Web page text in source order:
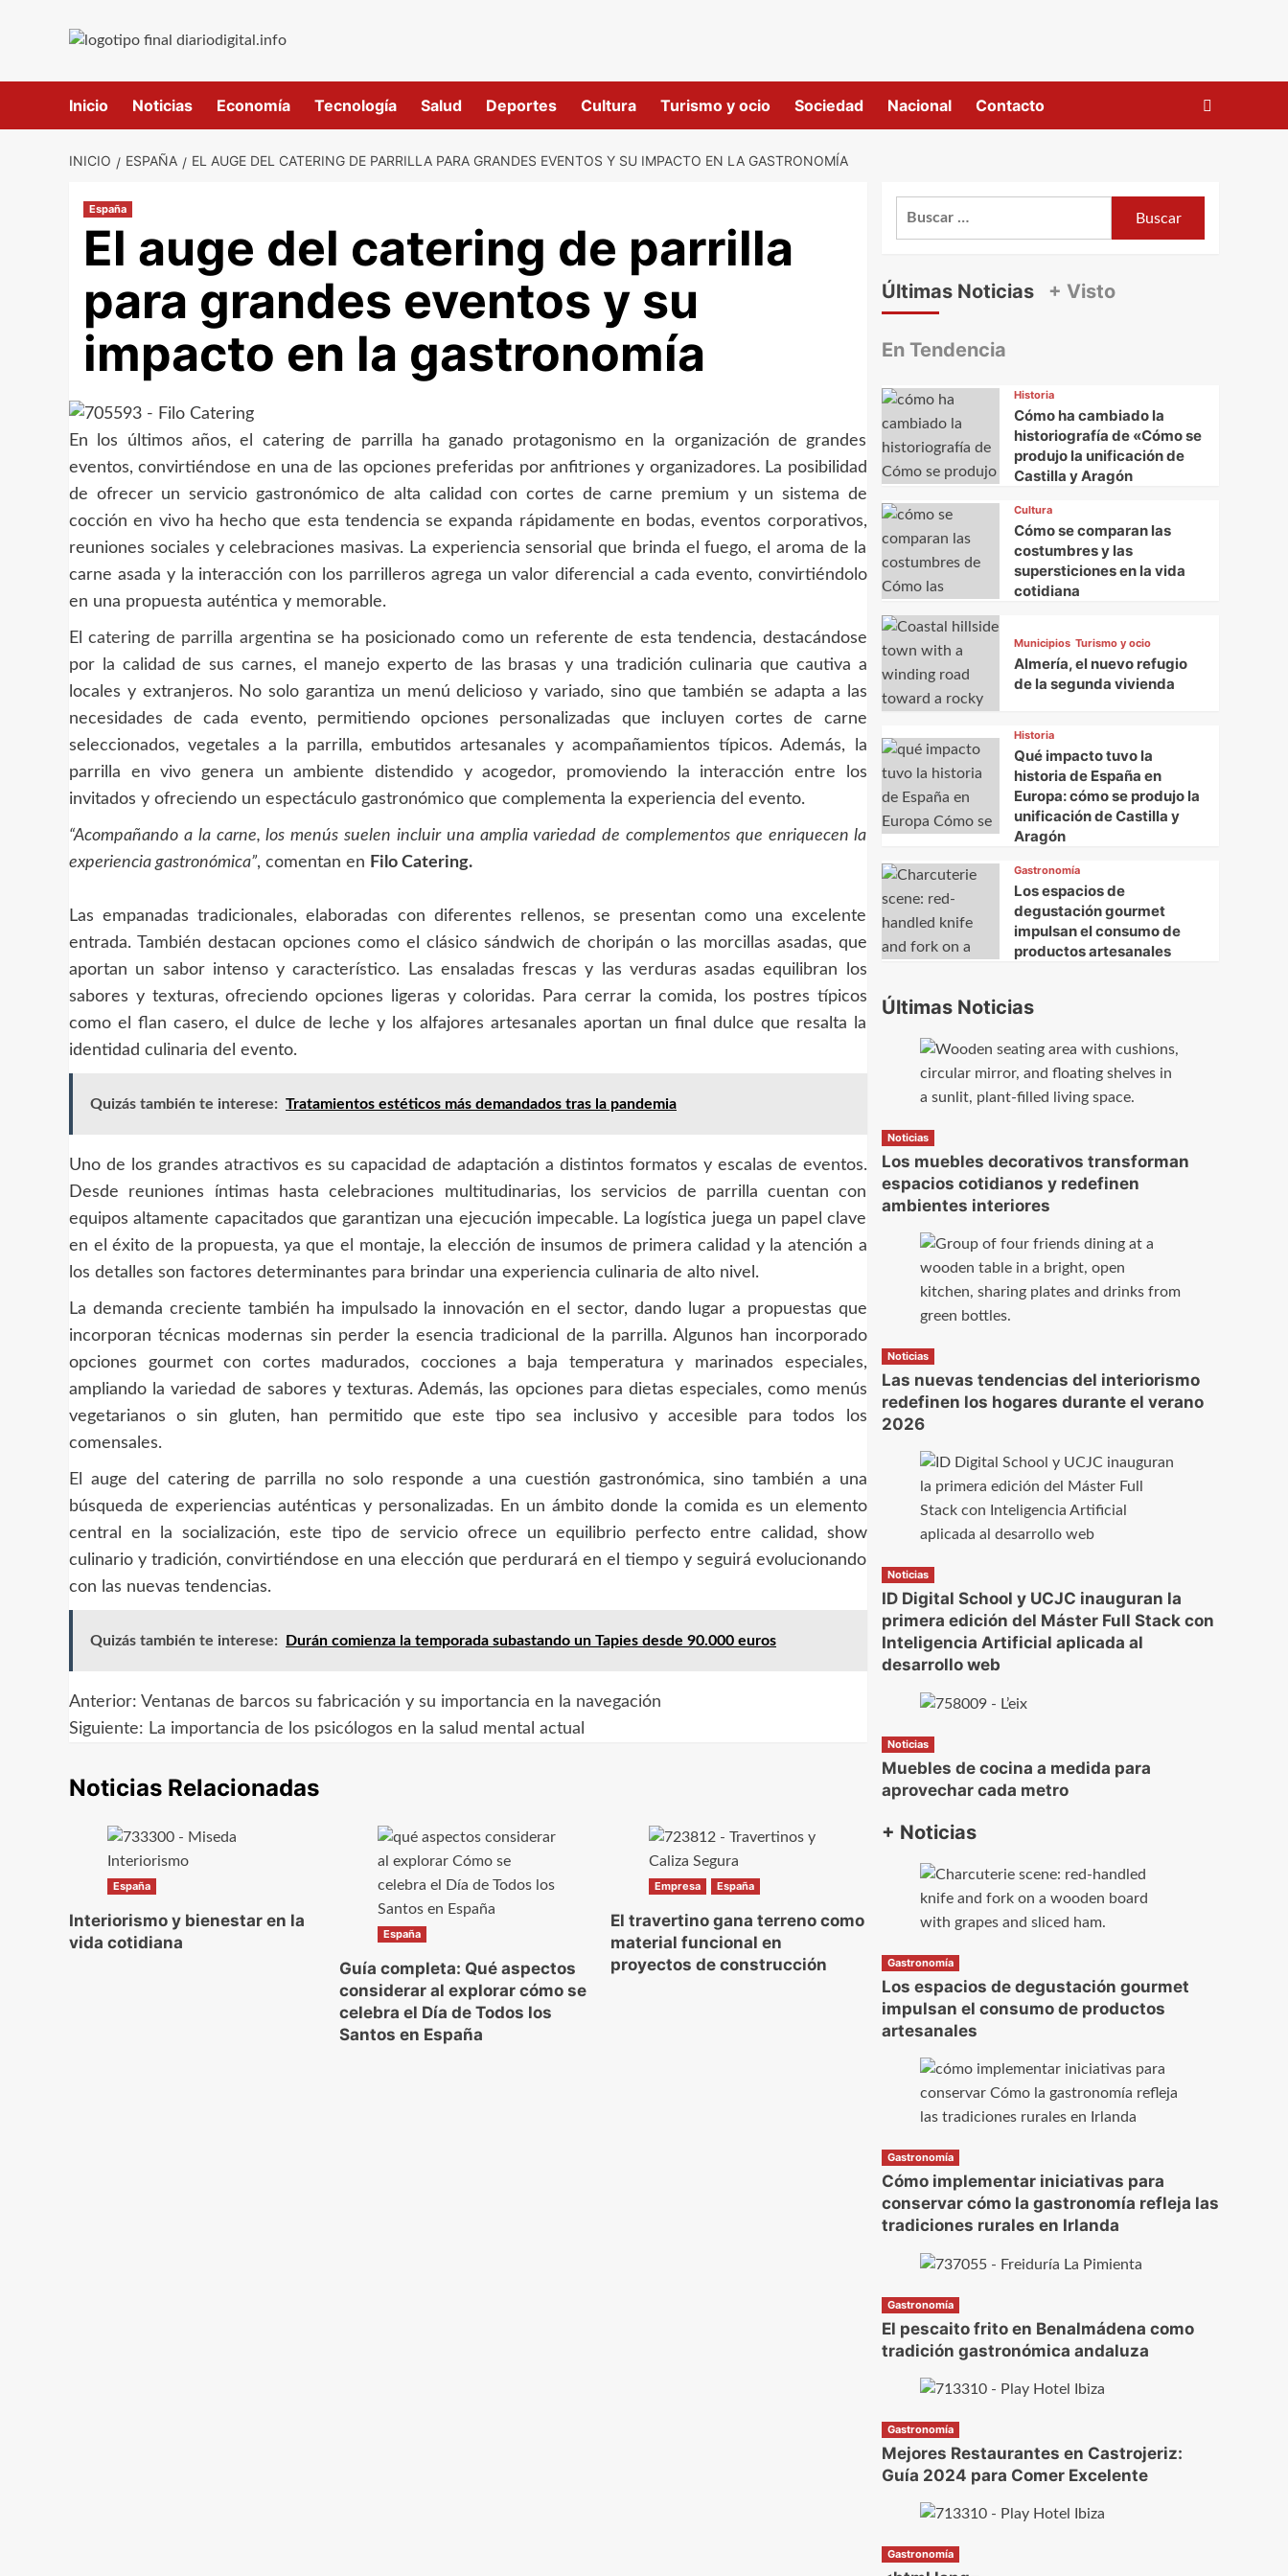
Inicio Noticias Economía Tecnología Salud Deportes Cultura Turismo y ocio Sociedad Nacional Contacto
INICIO ESPAÑA EL AUGE DEL CATERING DE PARRILLA PARA GRANDES EVENTOS Y SU IMPACTO EN LA GASTRONOMÍA
España
El auge del catering de parrilla
para grandes eventos y su
impacto en la gastronomía
En los últimos años, el catering de parrilla ha ganado protagonismo en la organización de grandes
eventos, convirtiéndose en una de las opciones preferidas por anfitriones y organizadores. La posibilidad
de ofrecer un servicio gastronómico de alta calidad con cortes de carne premium y un sistema de
cocción en vivo ha hecho que esta tendencia se expanda rápidamente en bodas, eventos corporativos,
reuniones sociales y celebraciones masivas. La experiencia sensorial que brinda el fuego, el aroma de la
carne asada y la interacción con los parrilleros agrega un valor diferencial a cada evento, convirtiéndolo
en una propuesta auténtica y memorable.
Elcatering de parrilla argentina se ha posicionado como un referente de esta tendencia, destacándose
por la calidad de sus carnes, el manejo experto de las brasas y una tradición culinaria que cautiva a
locales y extranjeros. No solo garantiza un menú delicioso y variado, sino que también se adapta a las
necesidades de cada evento, permitiendo opciones personalizadas que incluyen cortes de carne
seleccionados, vegetales a la parrilla, embutidos artesanales y acompañamientos típicos. Además, la
parrilla en vivo genera un ambiente distendido y acogedor, promoviendo la interacción entre los
invitados y ofreciendo un espectáculo gastronómico que complementa la experiencia del evento.
“Acompañando a la carne, los menús suelen incluir una amplia variedad de complementos que enriquecen la
experiencia gastronómica”, comentan en Filo Catering.
Las empanadas tradicionales, elaboradas con diferentes rellenos, se presentan como una excelente
entrada. También destacan opciones como el clásico sándwich de choripán o las morcillas asadas, que
aportan un sabor intenso y característico. Las ensaladas frescas y las verduras asadas equilibran los
sabores y texturas, ofreciendo opciones ligeras y coloridas. Para cerrar la comida, los postres típicos
como el flan casero, el dulce de leche y los alfajores artesanales aportan un final dulce que resalta la
identidad culinaria del evento.
Quizás también te interese: Tratamientos estéticos más demandados tras la pandemia
Uno de los grandes atractivos es su capacidad de adaptación a distintos formatos y escalas de eventos.
Desde reuniones íntimas hasta celebraciones multitudinarias, los servicios de parrilla cuentan con
equipos altamente capacitados que garantizan una ejecución impecable. La logística juega un papel clave
en el éxito de la propuesta, ya que el montaje, la elección de insumos de primera calidad y la atención a
los detalles son factores determinantes para brindar una experiencia culinaria de alto nivel.
La demanda creciente también ha impulsado la innovación en el sector, dando lugar a propuestas que
incorporan técnicas modernas sin perder la esencia tradicional de la parrilla. Algunos han incorporado
opciones gourmet con cortes madurados, cocciones a baja temperatura y marinados especiales,
ampliando la variedad de sabores y texturas. Además, las opciones para dietas especiales, como menús
vegetarianos o sin gluten, han permitido que este tipo sea inclusivo y accesible para todos los
comensales.
El auge del catering de parrilla no solo responde a una cuestión gastronómica, sino también a una
búsqueda de experiencias auténticas y personalizadas. En un ámbito donde la comida es un elemento
central en la socialización, este tipo de servicio ofrece un equilibrio perfecto entre calidad, show
culinario y tradición, convirtiéndose en una elección que perdurará en el tiempo y seguirá evolucionando
con las nuevas tendencias.
Quizás también te interese: Durán comienza la temporada subastando un Tapies desde 90.000 euros
Navegación
entradas
Anterior: Ventanas de barcos su fabricación y su importancia en la navegación
Siguiente: La importancia de los psicólogos en la salud mental actual
Noticias Relacionadas
España
Interiorismo y bienestar en la
vida cotidiana
España
Guía completa: Qué aspectos
considerar al explorar cómo se
celebra el Día de Todos los
Santos en España
Empresa España
El travertino gana terreno como
material funcional en
proyectos de construcción
Últimas Noticias + Visto
En Tendencia
Historia
Cómo ha cambiado la
historiografía de «Cómo se
produjo la unificación de
Castilla y Aragón
Cultura
Cómo se comparan las
costumbres y las
supersticiones en la vida
cotidiana
Municipios Turismo y ocio
Almería, el nuevo refugio
de la segunda vivienda
Historia
Qué impacto tuvo la
historia de España en
Europa: cómo se produjo la
unificación de Castilla y
Aragón
Gastronomía
Los espacios de
degustación gourmet
impulsan el consumo de
productos artesanales
Últimas Noticias
Noticias
Los muebles decorativos transforman
espacios cotidianos y redefinen
ambientes interiores
Noticias
Las nuevas tendencias del interiorismo
redefinen los hogares durante el verano
2026
Noticias
ID Digital School y UCJC inauguran la
primera edición del Máster Full Stack con
Inteligencia Artificial aplicada al
desarrollo web
Noticias
Muebles de cocina a medida para
aprovechar cada metro
+ Noticias
Gastronomía
Los espacios de degustación gourmet
impulsan el consumo de productos
artesanales
Gastronomía
Cómo implementar iniciativas para
conservar cómo la gastronomía refleja las
tradiciones rurales en Irlanda
Gastronomía
El pescaito frito en Benalmádena como
tradición gastronómica andaluza
Gastronomía
Mejores Restaurantes en Castrojeriz:
Guía 2024 para Comer Excelente
Gastronomía